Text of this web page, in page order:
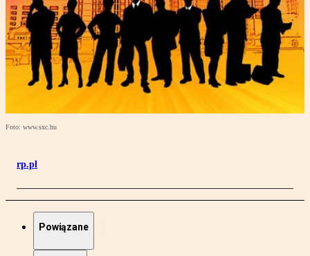
Foto: www.sxc.hu
rp.pl
Powiązane